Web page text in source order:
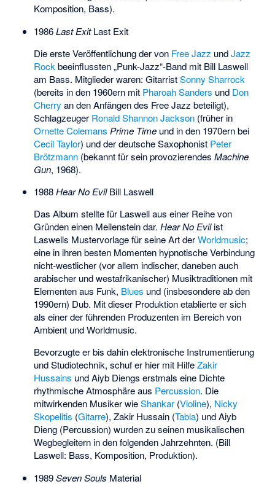
Komposition, Bass).
1986Last ExitLast Exit
Die erste Veröffentlichung der von Free Jazz undJazz
Rock beeinflussten „Punk-Jazz“-Band mit Bill Laswell
am Bass. Mitglieder waren: GitarristSonny Sharrock
(bereits in den 1960ern mit Pharoah Sanders und Don
Cherry an den Anfängen des Free Jazz beteiligt),
Schlagzeuger Ronald Shannon Jackson(früher in
Ornette Colemans Prime Timeund in den 1970ern bei
Cecil Taylor) und der deutsche Saxophonist Peter
Brötzmann(bekannt für sein provozierendes Machine
Gun, 1968).
1988Hear No EvilBill Laswell
Das Album stellte für Laswell aus einer Reihe von
Gründen einen Meilenstein dar. Hear No Evilist
Laswells Mustervorlage für seine Art derWorldmusic;
eine in ihren besten Momenten hypnotische Verbindung
nicht-westlicher (vor allem indischer, daneben auch
arabischer und westafrikanischer) Musiktraditionen mit
Elementen aus Funk, Blues und (insbesondere ab den
1990ern) Dub. Mit dieser Produktion etablierte er sich
als einer der führenden Produzenten im Bereich von
Ambient und Worldmusic.
Bevorzugte er bis dahin elektronische Instrumentierung
und Studiotechnik, schuf er hier mit HilfeZakir
Hussains undAiyb Diengs erstmals eine Dichte
rhythmische Atmosphäre aus Percussion. Die
mitwirkenden Musiker wieShankar(Violine), Nicky
Skopelitis (Gitarre), Zakir Hussain (Tabla) und Aiyb
Dieng (Percussion) wurden zu seinen musikalischen
Wegbegleitern in den folgenden Jahrzehnten. (Bill
Laswell: Bass, Komposition, Produktion).
1989Seven Souls Material